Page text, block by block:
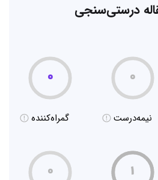
۰
نیمه‌درست
۰
گمراه‌کننده
۱ ۰